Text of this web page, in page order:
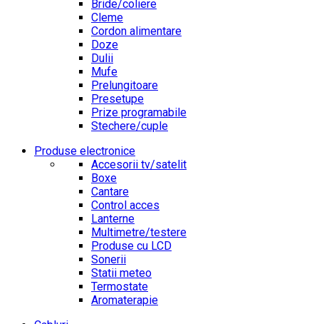
Bride/coliere
Cleme
Cordon alimentare
Doze
Dulii
Mufe
Prelungitoare
Presetupe
Prize programabile
Stechere/cuple
Produse electronice
Accesorii tv/satelit
Boxe
Cantare
Control acces
Lanterne
Multimetre/testere
Produse cu LCD
Sonerii
Statii meteo
Termostate
Aromaterapie